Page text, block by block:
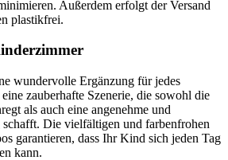
Außerdem erfolgt der Versand
plastikfrei.
wundervolle Ergänzung für jedes
zauberhafte Szenerie, die sowohl die
als auch eine angenehme und
Die vielfältigen und farbenfrohen
garantieren, dass Ihr Kind sich jeden Tag
kann.